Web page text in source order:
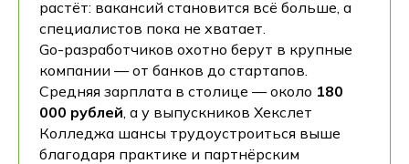
растёт: вакансий становится всё больше, а
специалистов пока не хватает.
Go-разработчиков охотно берут в крупные
компании — от банков до стартапов.
Средняя зарплата в столице — около 180
000 рублей, а у выпускников Хекслет
Колледжа шансы трудоустроиться выше
благодаря практике и партнёрским